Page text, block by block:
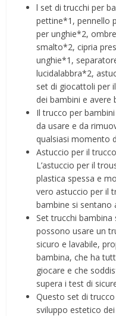
l set di trucchi per
pettine*1, pennello
per unghie*2,
smalto*2, cipria
unghie*1,
lucidalabbra*2,
set di giocattoli per
dei bambini e avere
Il trucco per
da usare e da
qualsiasi momento
Astuccio per il
L’astuccio per il
plastica spessa e
vero astuccio per il
bambine si sentano
Set trucchi bambina
possono usare un
sicuro e lavabile,
bambina, che ha
giocare e che
supera i test di
Questo set di
sviluppo estetico